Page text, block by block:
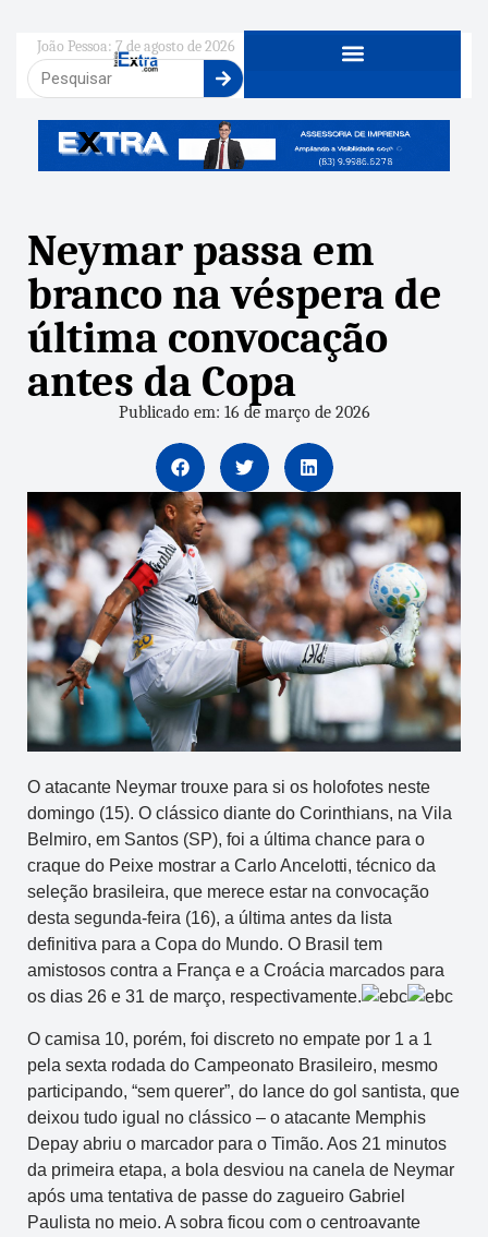
João Pessoa: 7 de agosto de 2026
Neymar passa em
branco na véspera de
última convocação
antes da Copa
Publicado em: 16 de março de 2026
O atacante Neymar trouxe para si os holofotes neste
domingo (15). O clássico diante do Corinthians, na Vila
Belmiro, em Santos (SP), foi a última chance para o
craque do Peixe mostrar a Carlo Ancelotti, técnico da
seleção brasileira, que merece estar na convocação
desta segunda-feira (16), a última antes da lista
definitiva para a Copa do Mundo. O Brasil tem
amistosos contra a França e a Croácia marcados para
os dias 26 e 31 de março, respectivamente.
O camisa 10, porém, foi discreto no empate por 1 a 1
pela sexta rodada do Campeonato Brasileiro, mesmo
participando, “sem querer”, do lance do gol santista, que
deixou tudo igual no clássico – o atacante Memphis
Depay abriu o marcador para o Timão. Aos 21 minutos
da primeira etapa, a bola desviou na canela de Neymar
após uma tentativa de passe do zagueiro Gabriel
Paulista no meio. A sobra ficou com o centroavante